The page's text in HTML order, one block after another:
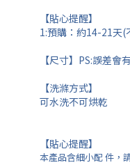
【貼心提醒】
1:預購：約14-21天(
【尺寸】PS:誤差會
【洗滌方式】
可水洗不可烘乾
【貼心提醒】
本產品含細⼩配 件，